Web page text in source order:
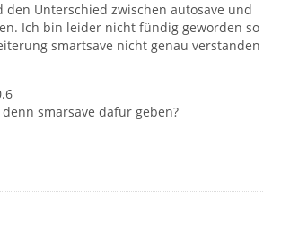
den Unterschied zwischen autosave und
Ich bin leider nicht fündig geworden so
smartsave nicht genau verstanden
smarsave dafür geben?